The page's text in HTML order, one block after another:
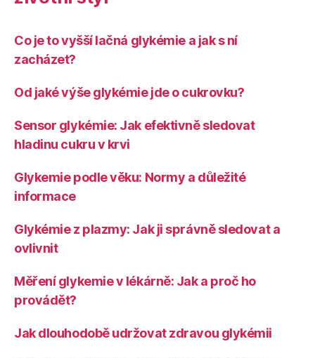
Co je to vyšší lačná glykémie a jak s ní
zacházet?
Od jaké výše glykémie jde o cukrovku?
Sensor glykémie: Jak efektivně sledovat
hladinu cukru v krvi
Glykemie podle věku: Normy a důležité
informace
Glykémie z plazmy: Jak ji správně sledovat a
ovlivnit
Měření glykemie v lékárně: Jak a proč ho
provádět?
Jak dlouhodobě udržovat zdravou glykémii